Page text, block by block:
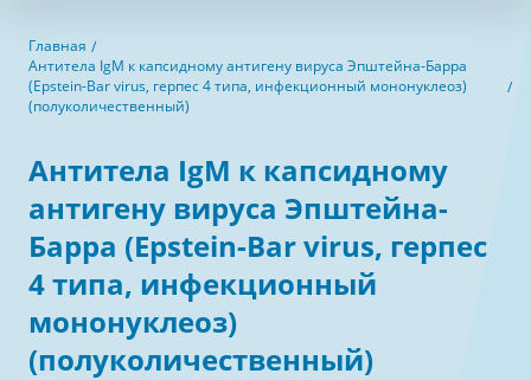
Главная
Антитела IgM к капсидному антигену вируса Эпштейна-Барра
(Epstein-Bar virus, герпес 4 типа, инфекционный мононуклеоз)
(полуколичественный)
Антитела IgM к капсидному
антигену вируса Эпштейна-
Барра (Epstein-Bar virus, герпес
4 типа, инфекционный
мононуклеоз)
(полуколичественный)